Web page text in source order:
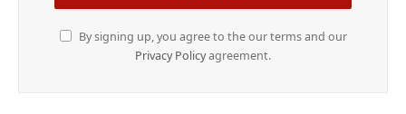
By signing up, you agree to the our terms and our
Privacy Policyagreement.